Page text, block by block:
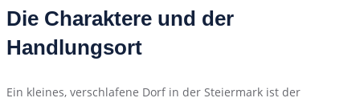
Die Charaktere und der
Handlungsort
Ein kleines, verschlafene Dorf in der Steiermark ist der